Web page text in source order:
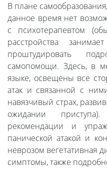
В плане
данное время нет
с психотерапевтом
расстройства
проштудировать
самопомощи. Здесь, в
языке, освещены все
атак и связанной с
навязчивый страх,
ожидании
рекомендации и
панической атакой и
неврозом вегетативная
симптомы, также